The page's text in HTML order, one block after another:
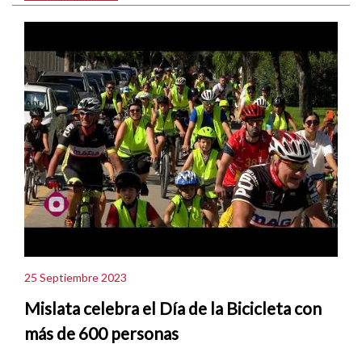
25 Septiembre 2023
Mislata celebra el Día de la Bicicleta con
más de 600 personas